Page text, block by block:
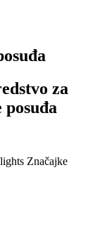
za
Značajke